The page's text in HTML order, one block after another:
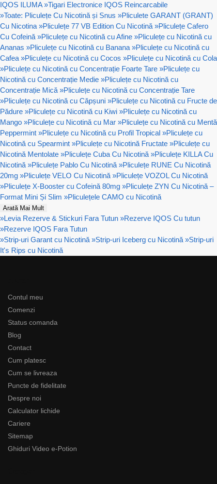
IQOS ILUMA »Tigari Electronice IQOS Reincarcabile
»Toate: Pliculețe Cu Nicotină și Snus »Pliculete GARANT (GRANT)
Cu Nicotina »Pliculețe 77 VB Edition Cu Nicotină »Pliculețe Cafero
Cu Cofeină »Pliculețe cu Nicotină cu Afine »Pliculețe cu Nicotină cu
Ananas »Pliculețe cu Nicotină cu Banana »Pliculețe cu Nicotină cu
Cafea »Pliculețe cu Nicotină cu Cocos »Pliculețe cu Nicotină cu Cola
»Pliculețe cu Nicotină cu Concentrație Foarte Tare »Pliculețe cu
Nicotină cu Concentrație Medie »Pliculețe cu Nicotină cu
Concentrație Mică »Pliculețe cu Nicotină cu Concentrație Tare
»Pliculețe cu Nicotină cu Căpșuni »Pliculețe cu Nicotină cu Fructe de
Pădure »Pliculețe cu Nicotină cu Kiwi »Pliculețe cu Nicotină cu
Mango »Pliculețe cu Nicotină cu Mar »Pliculețe cu Nicotină cu Mentă
Peppermint »Pliculețe cu Nicotină cu Profil Tropical »Pliculețe cu
Nicotină cu Spearmint »Pliculețe cu Nicotină Fructate »Pliculețe cu
Nicotină Mentolate »Pliculețe Cuba Cu Nicotină »Pliculețe KILLA Cu
Nicotină »Pliculețe Pablo Cu Nicotină »Pliculețe RUNE Cu Nicotină
20mg »Pliculețe VELO Cu Nicotină »Pliculețe VOZOL Cu Nicotină
»Pliculețe X-Booster cu Cofeină 80mg »Pliculețe ZYN Cu Nicotină –
Format Mini Și Slim »Pliculețele CAMO cu Nicotină
Arată Mai Mult
»Levia Rezerve & Stickuri Fara Tutun »Rezerve IQOS Cu tutun
»Rezerve IQOS Fara Tutun
»Strip-uri Garant cu Nicotină »Strip-uri Iceberg cu Nicotină »Strip-uri
It's Rips cu Nicotină
Contul meu
Comenzi
Status comanda
Blog
Contact
Cum platesc
Cum se livreaza
Puncte de fidelitate
Despre noi
Calculator lichide
Cariere
Sitemap
Ghiduri Video e-Potion